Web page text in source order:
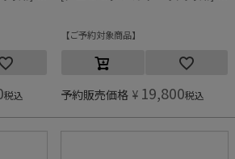
税込
ご予約対象商品
予約販売価格 ¥ 19,800税込